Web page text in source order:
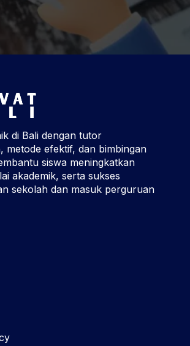
di Bali dengan tutor
metode efektif, dan bimbingan
siswa meningkatkan
akademik, serta sukses
sekolah dan masuk perguruan